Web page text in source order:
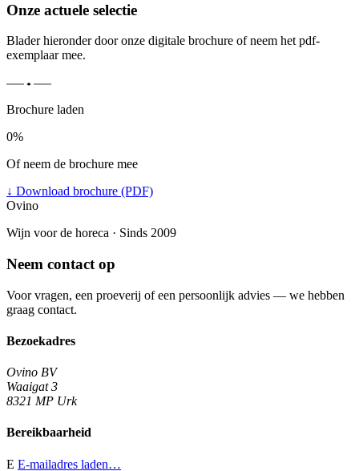
Onze actuele selectie
Blader hieronder door onze digitale brochure of neem het pdf-
exemplaar mee.
Brochure laden
0%
Of neem de brochure mee
↓ Download brochure (PDF)
Ovino
Wijn voor de horeca · Sinds 2009
Neem contact op
Voor vragen, een proeverij of een persoonlijk advies — we hebben
graag contact.
Bezoekadres
Ovino BV
Waaigat 3
8321 MP Urk
Bereikbaarheid
E E-mailadres laden…